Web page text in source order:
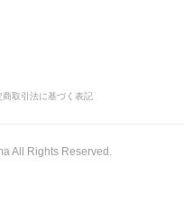
商取引法に基づく表記
All Rights Reserved.